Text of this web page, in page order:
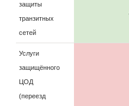
защиты
транзитных
сетей
Услуги
защищённого
ЦОД
(переезд